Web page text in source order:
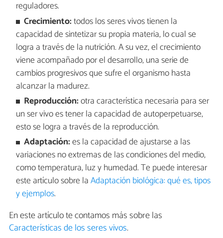
reguladores.
Crecimiento:todos los seres vivos tienen la
capacidad de sintetizar su propia materia, lo cual se
logra a través de la nutrición. A su vez, el crecimiento
viene acompañado por el desarrollo, una serie de
cambios progresivos que sufre el organismo hasta
alcanzar la madurez.
Reproducción:otra característica necesaria para ser
un ser vivo es tener la capacidad de autoperpetuarse,
esto se logra a través de la reproducción.
Adaptación:es la capacidad de ajustarse a las
variaciones no extremas de las condiciones del medio,
como temperatura, luz y humedad. Te puede interesar
este artículo sobre laAdaptación biológica: qué es, tipos
y ejemplos.
En este artículo te contamos más sobre las
Características de los seres vivos.